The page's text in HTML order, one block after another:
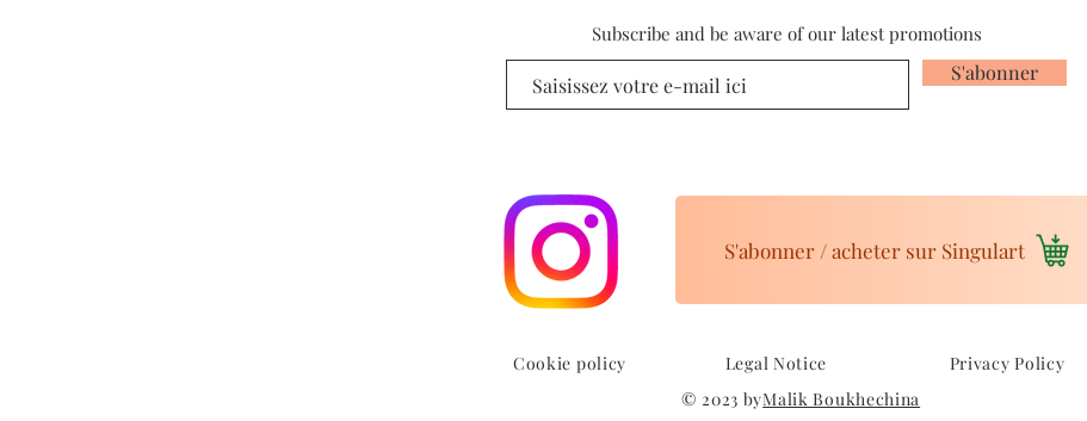
Subscribe and be aware of our latest promotions
S'abonner
S'abonner / acheter sur Singulart
Cookie policy Legal Notice
Privacy Policy
© 2023 byMalik Boukhechina